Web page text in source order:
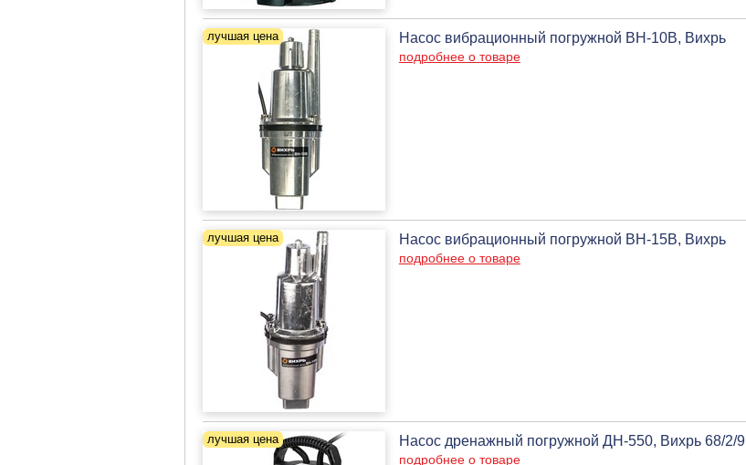
Насос вибрационный погружной ВН-10В, Вихрь
подробнее о товаре
Насос вибрационный погружной ВН-15В, Вихрь
подробнее о товаре
Насос дренажный погружной ДН-550, Вихрь 68/2/9
подробнее о товаре